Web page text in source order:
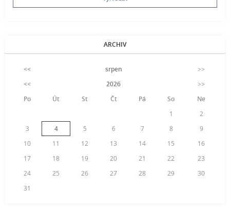
ARCHIV
<< srpen
>>
<<
2026
>>
Po
Út St Čt Pá So
Ne
1
2
3
4 5 6 7 8
9
10
11 12 13 14 15
16
17
18 19 20 21 22
23
24
25 26 27 28 29
30
31